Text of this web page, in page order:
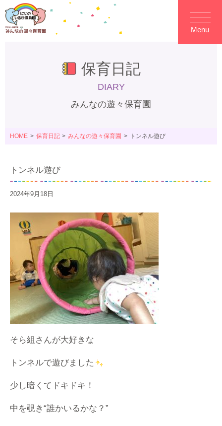
Menu
保育日記
DIARY
みんなの遊々保育園
HOME 保育日記 みんなの遊々保育園 トンネル遊び
トンネル遊び
2024年9月18日
そら組さんが大好きな
トンネルで遊びました
少し暗くてドキドキ！
中を覗き“誰かいるかな？”